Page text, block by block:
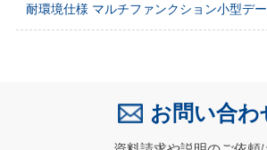
耐環境仕様 マルチファンクション小型デ
お問い合わ